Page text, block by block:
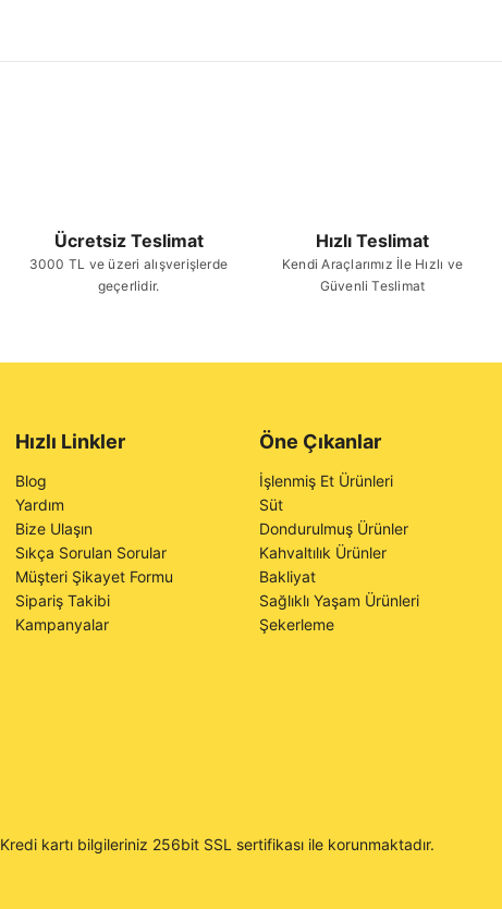
Ücretsiz Teslimat
3000 TL ve üzeri alışverişlerde
geçerlidir.
Hızlı Teslimat
Kendi Araçlarımız İle Hızlı ve
Güvenli Teslimat
Hızlı Linkler
Blog
Yardım
Bize Ulaşın
Sıkça Sorulan Sorular
Müşteri Şikayet Formu
Sipariş Takibi
Kampanyalar
Öne Çıkanlar
İşlenmiş Et Ürünleri
Süt
Dondurulmuş Ürünler
Kahvaltılık Ürünler
Bakliyat
Sağlıklı Yaşam Ürünleri
Şekerleme
Kredi kartı bilgileriniz 256bit SSL sertifikası ile korunmaktadır.